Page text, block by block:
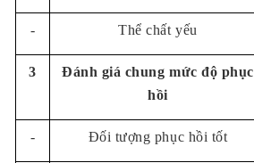
- Thể chất yếu
3
Đánh giá chung mức độ phục
hồi
- Đối tượng phục hồi tốt